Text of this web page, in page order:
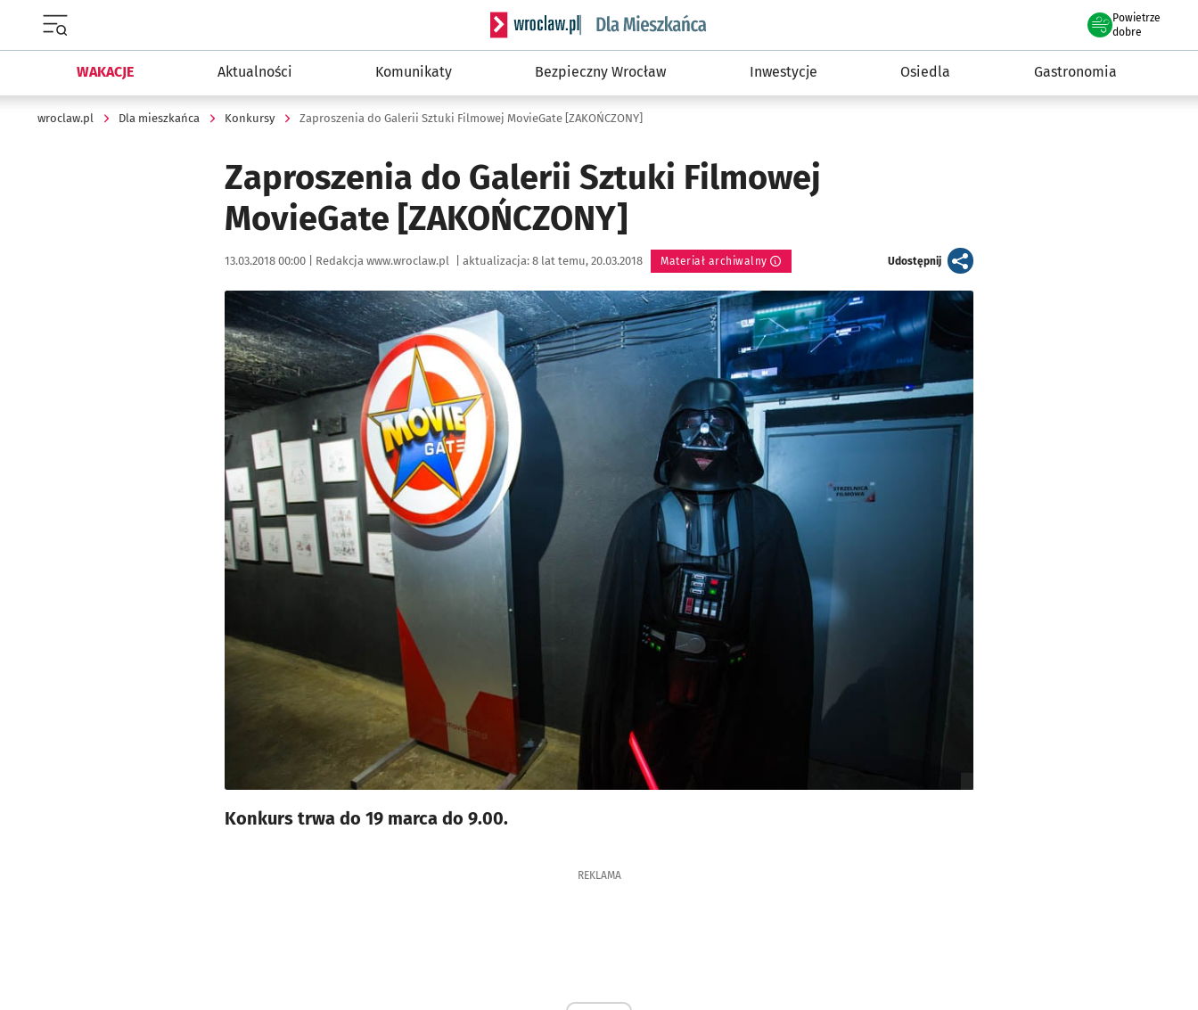
Serwis informacyjny wroclaw.pl podserwis: Dla mieszkańca
Powietrze
we Wrocławiu
dobre
WAKACJE Aktualności Komunikaty Bezpieczny Wrocław Inwestycje Osiedla Gastronomia
wroclaw.pl Dla mieszkańca Konkursy Zaproszenia do Galerii Sztuki Filmowej MovieGate [ZAKOŃCZONY]
Zaproszenia do Galerii Sztuki Filmowej
MovieGate [ZAKOŃCZONY]
Data publikacji:
13.03.2018 00:00 | Autor:
Redakcja www.wroclaw.pl aktualizacja: 8 lat temu, 20.03.2018 Materiał archiwalny Udostępnijartykuł
Kliknij, aby powiększyć
Konkurs trwa do 19 marca do 9.00.
REKLAMA